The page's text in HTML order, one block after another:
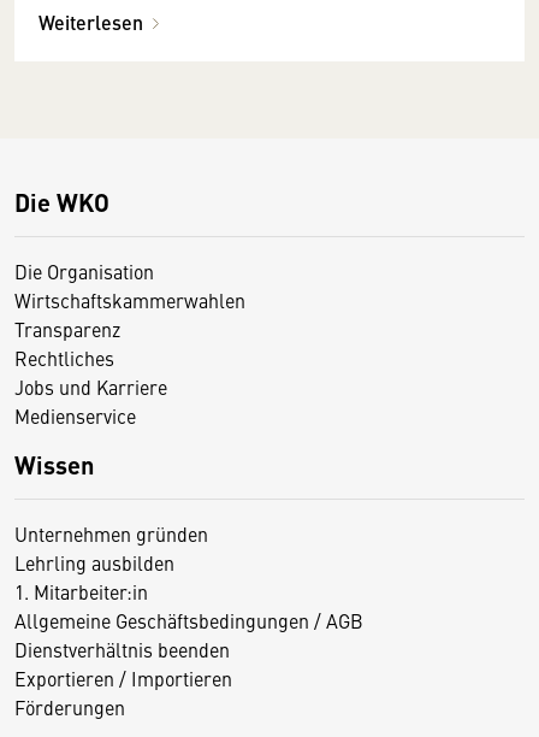
Weiterlesen
Die WKO
Die Organisation
Wirtschaftskammerwahlen
Transparenz
Rechtliches
Jobs und Karriere
Medienservice
Wissen
Unternehmen gründen
Lehrling ausbilden
1. Mitarbeiter:in
Allgemeine Geschäftsbedingungen / AGB
Dienstverhältnis beenden
Exportieren / Importieren
Förderungen